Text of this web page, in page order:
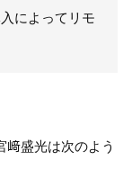
によってリモ
盛光は次のよう